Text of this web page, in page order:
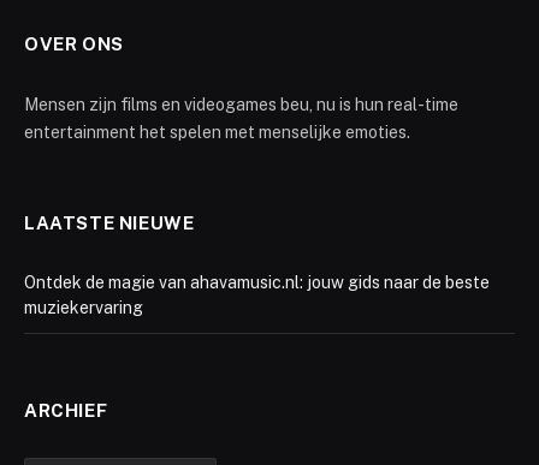
OVER ONS
Mensen zijn films en videogames beu, nu is hun real-time
entertainment het spelen met menselijke emoties.
LAATSTE NIEUWE
Ontdek de magie van ahavamusic.nl: jouw gids naar de beste
muziekervaring
ARCHIEF